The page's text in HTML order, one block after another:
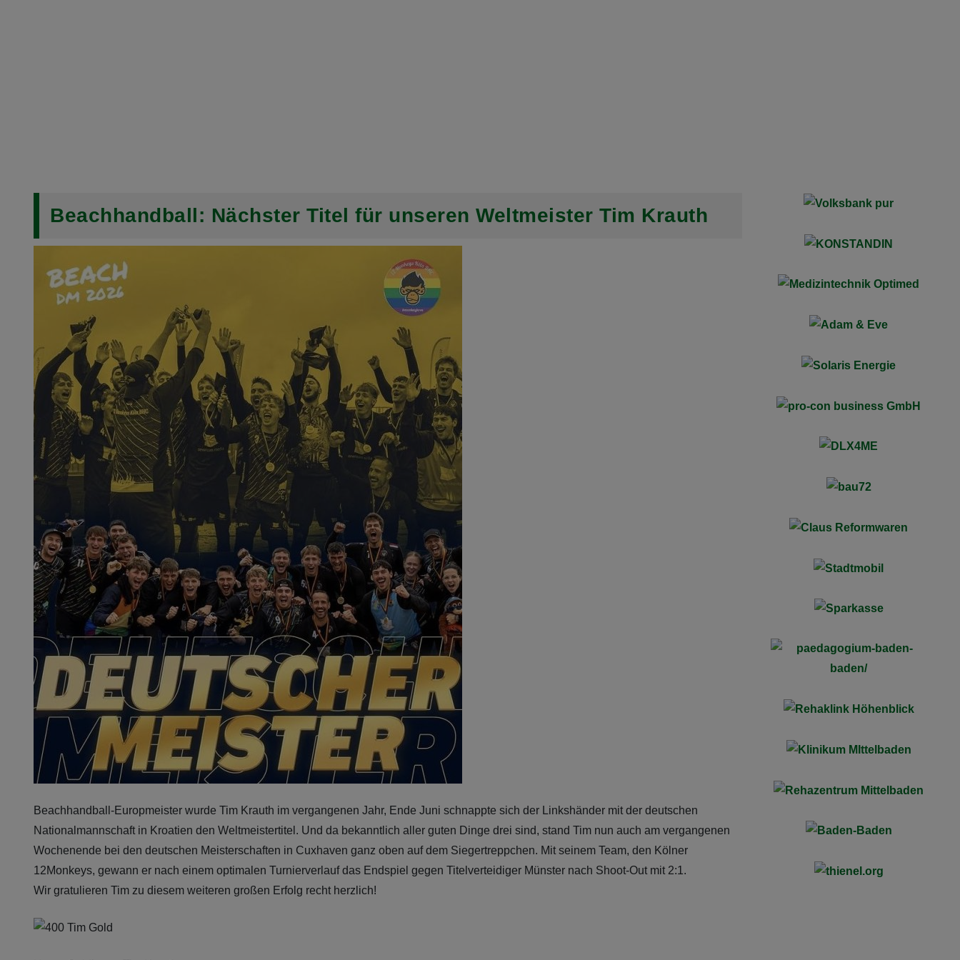
Beachhandball: Nächster Titel für unseren Weltmeister Tim Krauth
Beachhandball-Europmeister wurde Tim Krauth im vergangenen Jahr, Ende Juni schnappte sich der Linkshänder mit der deutschen
Nationalmannschaft in Kroatien den Weltmeistertitel. Und da bekanntlich aller guten Dinge drei sind, stand Tim nun auch am vergangenen
Wochenende bei den deutschen Meisterschaften in Cuxhaven ganz oben auf dem Siegertreppchen. Mit seinem Team, den Kölner
12Monkeys, gewann er nach einem optimalen Turnierverlauf das Endspiel gegen Titelverteidiger Münster nach Shoot-Out mit 2:1.
Wir gratulieren Tim zu diesem weiteren großen Erfolg recht herzlich!